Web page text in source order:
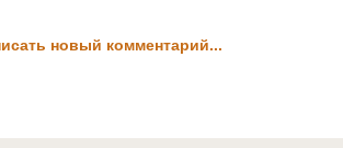
новый комментарий...